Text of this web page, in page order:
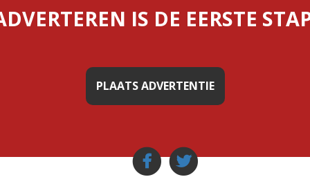
IS DE EERSTE
PLAATS ADVERTENTIE